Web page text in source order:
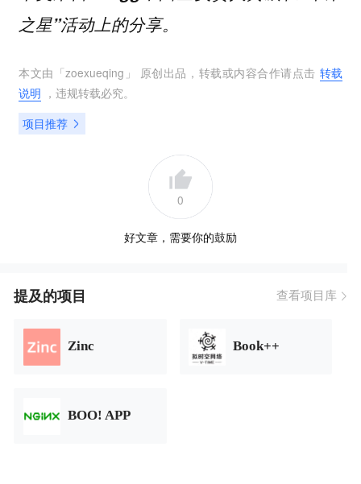
之星”活动上的分享。
本文由「zoexueqing 」 原创出品，转载或内容合作请点击 转载
说明 ，违规转载必究。
项目推荐
0
好文章，需要你的鼓励
提及的项目 查看项目库
Zinc Book++
BOO! APP